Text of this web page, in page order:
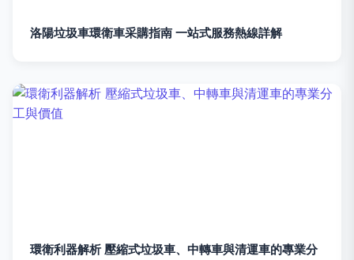
洛陽垃圾車環衛車采購指南 一站式服務熱線詳解
環衛利器解析 壓縮式垃圾車、中轉車與清運車的專業分